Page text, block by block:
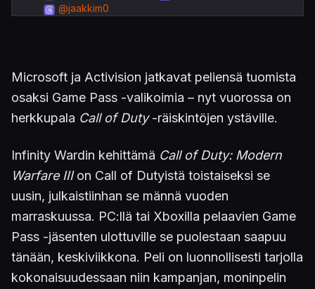
@jaakkim0
Microsoft ja Activision jatkavat peliensä tuomista
osaksi Game Pass -valikoimia – nyt vuorossa on
herkkupala Call of Duty-räiskintöjen ystäville.
Infinity Wardin kehittämä Call of Duty: Modern
Warfare IIIon Call of Dutyistä toistaiseksi se
uusin, julkaistiinhan se männä vuoden
marraskuussa. PC:llä tai Xboxilla pelaavien Game
Pass -jäsenten ulottuville se puolestaan saapuu
tänään, keskiviikkona. Peli on luonnollisesti tarjolla
kokonaisuudessaan niin kampanjan, moninpelin